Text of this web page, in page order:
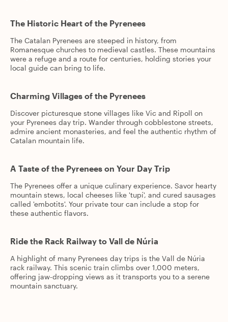
The Historic Heart of the Pyrenees
The Catalan Pyrenees are steeped in history, from
Romanesque churches to medieval castles. These mountains
were a refuge and a route for centuries, holding stories your
local guide can bring to life.
Charming Villages of the Pyrenees
Discover picturesque stone villages like Vic and Ripoll on
your Pyrenees day trip. Wander through cobblestone streets,
admire ancient monasteries, and feel the authentic rhythm of
Catalan mountain life.
A Taste of the Pyrenees on Your Day Trip
The Pyrenees offer a unique culinary experience. Savor hearty
mountain stews, local cheeses like 'tupí', and cured sausages
called 'embotits'. Your private tour can include a stop for
these authentic flavors.
Ride the Rack Railway to Vall de Núria
A highlight of many Pyrenees day trips is the Vall de Núria
rack railway. This scenic train climbs over 1,000 meters,
offering jaw-dropping views as it transports you to a serene
mountain sanctuary.